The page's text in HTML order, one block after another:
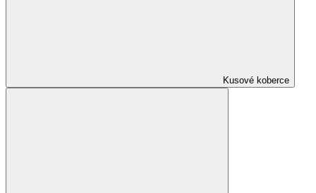
Kusové koberce